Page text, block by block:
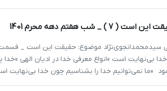
) _ شب هفتم دهه محرم 1401
بی‌نهایت است »انواع معرفی خدا در ادیان الهی »خدا
نمی‌توانیم خدا را بشناسیم چون خدا بی‌نهایت